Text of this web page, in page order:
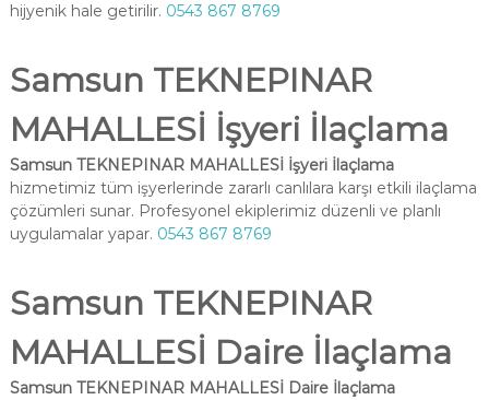
hijyenik hale getirilir. 0543 867 8769
Samsun TEKNEPINAR
MAHALLESİ İşyeri İlaçlama
Samsun TEKNEPINAR MAHALLESİ İşyeri İlaçlama
hizmetimiz tüm işyerlerinde zararlı canlılara karşı etkili ilaçlama
çözümleri sunar. Profesyonel ekiplerimiz düzenli ve planlı
uygulamalar yapar. 0543 867 8769
Samsun TEKNEPINAR
MAHALLESİ Daire İlaçlama
Samsun TEKNEPINAR MAHALLESİ Daire İlaçlama